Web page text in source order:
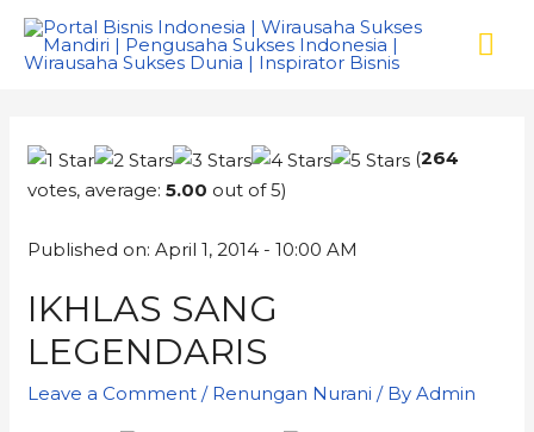
(264
votes, average:5.00 out of 5)
Published on: April 1, 2014 - 10:00 AM
IKHLAS SANG
LEGENDARIS
Leave a Comment / Renungan Nurani / ByAdmin